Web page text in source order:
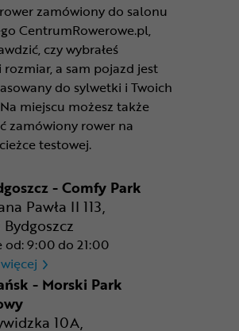
zamówiony do salonu
CentrumRowerowe.pl,
czy wybrałeś
a sam pojazd jest
do sylwetki i Twoich
miejscu możesz także
zamówiony rower na
testowej.
- Comfy Park
Pawła II 113,
od: 9:00 do 21:00
CR Bydgoszcz - Comfy Park
- Morski Park
10A,